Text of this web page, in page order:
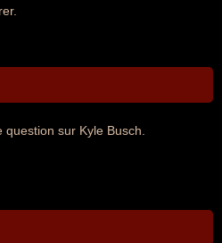
sur Kyle Busch.